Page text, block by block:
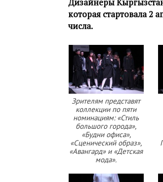
которая стартовала 2
числа.
Зрителям представят
коллекции по пяти
номинациям: «Стиль
большого города»,
«Будни офиса»,
«Сценический образ»,
«Авангард» и «Детская
мода».